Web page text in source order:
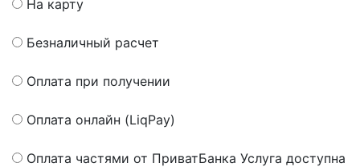
На карту
Безналичный расчет
Оплата при получении
Оплата онлайн (LiqPay)
Оплата частями от ПриватБанка Услуга доступна